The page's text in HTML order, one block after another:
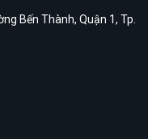
Bến Thành, Quận 1, Tp.